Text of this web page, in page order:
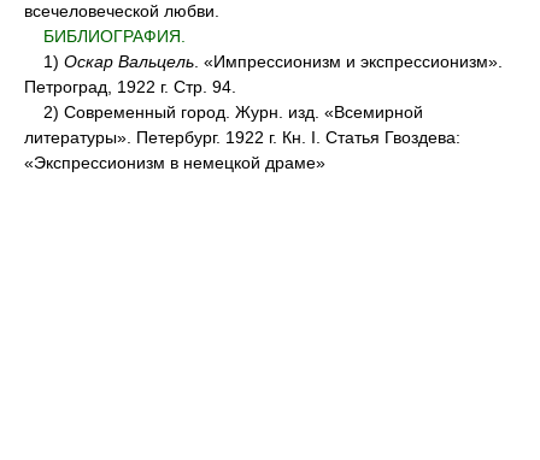
всечеловеческой любви.
БИБЛИОГРАФИЯ.
1) Оскар Вальцель . «Импрессионизм и экспрессионизм».
Петроград, 1922 г. Стр. 94.
2) Современный город. Журн. изд. «Всемирной
литературы». Петербург. 1922 г. Кн. I. Статья Гвоздева:
«Экспрессионизм в немецкой драме»